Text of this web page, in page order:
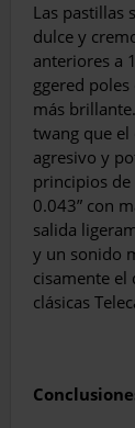
Las pastillas
dulce y
anteriores a
ggered
más
twang que el
agresivo y
principios
0.043” con
salida
y un so­nido
cisamente el
clásicas